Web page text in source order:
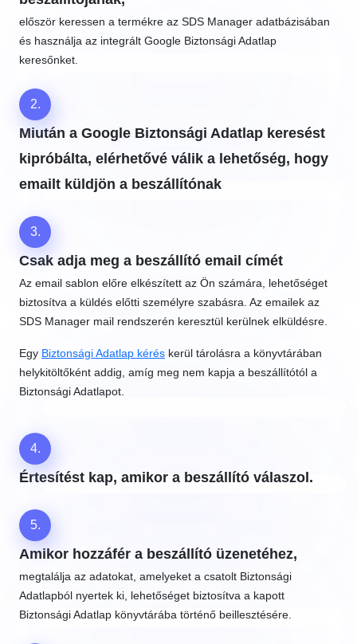
először keressen a termékre az SDS Manager adatbázisában
és használja az integrált Google Biztonsági Adatlap
keresőnket.
2.
Miután a Google Biztonsági Adatlap keresést
kipróbálta, elérhetővé válik a lehetőség, hogy
emailt küldjön a beszállítónak
3.
Csak adja meg a beszállító email címét
Az email sablon előre elkészített az Ön számára, lehetőséget
biztosítva a küldés előtti személyre szabásra. Az emailek az
SDS Manager mail rendszerén keresztül kerülnek elküldésre.
Egy Biztonsági Adatlap kérés kerül tárolásra a könyvtárában
helykitöltőként addig, amíg meg nem kapja a beszállítótól a
Biztonsági Adatlapot.
4.
Értesítést kap, amikor a beszállító válaszol.
5.
Amikor hozzáfér a beszállító üzenetéhez,
megtalálja az adatokat, amelyeket a csatolt Biztonsági
Adatlapból nyertek ki, lehetőséget biztosítva a kapott
Biztonsági Adatlap könyvtárába történő beillesztésére.